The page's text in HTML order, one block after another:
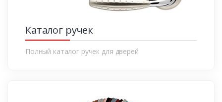
Каталог ручек
Полный каталог ручек для дверей